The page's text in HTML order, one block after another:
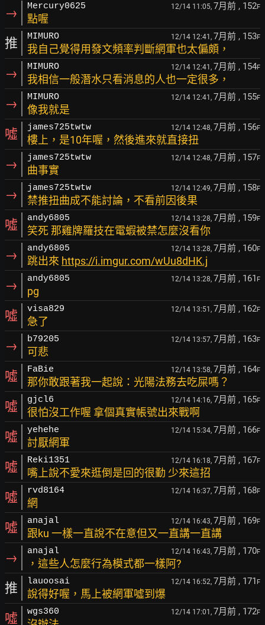
→ Mercury0625 12/14 11:05, 7月前 , 152F
點喔
推 MIMURO 12/14 12:41, 7月前 , 153F
我自己覺得用發文頻率判斷網軍也太偏頗，
→ MIMURO 12/14 12:41, 7月前 , 154F
我相信一般潛水只看消息的人也一定很多，
→ MIMURO 12/14 12:41, 7月前 , 155F
像我就是
噓 james725twtw 12/14 12:48, 7月前 , 156F
樓上，是10年喔，然後進來就直接扭
→ james725twtw 12/14 12:48, 7月前 , 157F
曲事實
→ james725twtw 12/14 12:49, 7月前 , 158F
禁推扭曲成不能討論，不看前因後果
噓 andy6805 12/14 13:28, 7月前 , 159F
笑死 那雞牌羅技在電蝦被禁怎麼沒看你
→ andy6805 12/14 13:28, 7月前 , 160F
跳出來 https://i.imgur.com/wUu8dHK.j
→ andy6805 12/14 13:28, 7月前 , 161 F
pg
噓 visa829 12/14 13:51, 7月前 , 162F
急了
→ b79205 12/14 13:57, 7月前 , 163F
可悲
噓 FaBie 12/14 13:58, 7月前 , 164F
那你敢跟著我一起說：光陽法務去吃屎嗎？
噓 gjcl6 12/14 14:16, 7月前 , 165F
很怕沒工作喔 拿個真實帳號出來戰啊
噓 yehehe 12/14 15:34, 7月前 , 166F
討厭網軍
噓 Reki1351 12/14 16:18, 7月前 , 167F
嘴上說不愛來逛倒是回的很勤 少來這招
噓 rvd8164 12/14 16:37, 7月前 , 168F
網
噓 anajal 12/14 16:43, 7月前 , 169F
跟ku 一樣一直說不在意但又一直講一直講
→ anajal 12/14 16:43, 7月前 , 170F
，這些人怎麼行為模式都一樣阿?
推 lauoosai 12/14 16:52, 7月前 , 171 F
說得好喔，馬上被網軍噓到爆
噓 wgs360 12/14 17:01, 7月前 , 172F